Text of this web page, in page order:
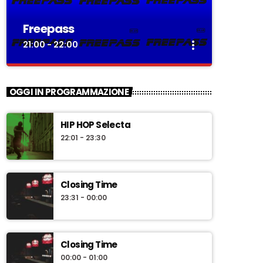
Freepass
21:00 - 22:00 more_vert
Freepass
listening and rock revolution
“Freepass”, è la trasmissione musicale a cura
di Simone Degl’Innocenti, speaker e dj dalla
lunga esperienza radiofonica. Ogni venerdì alla
listening and rock revolution.
OGGI IN PROGRAMMAZIONE
HIP HOP Selecta
22:01 - 23:30
Closing Time
23:31 - 00:00
Closing Time
00:00 - 01:00